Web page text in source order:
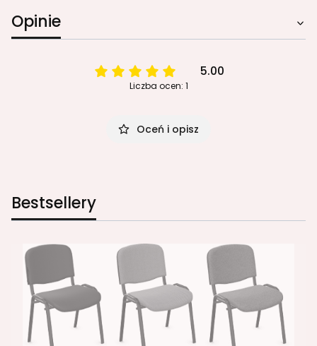
Opinie
5.00
Liczba ocen: 1
Oceń i opisz
Bestsellery